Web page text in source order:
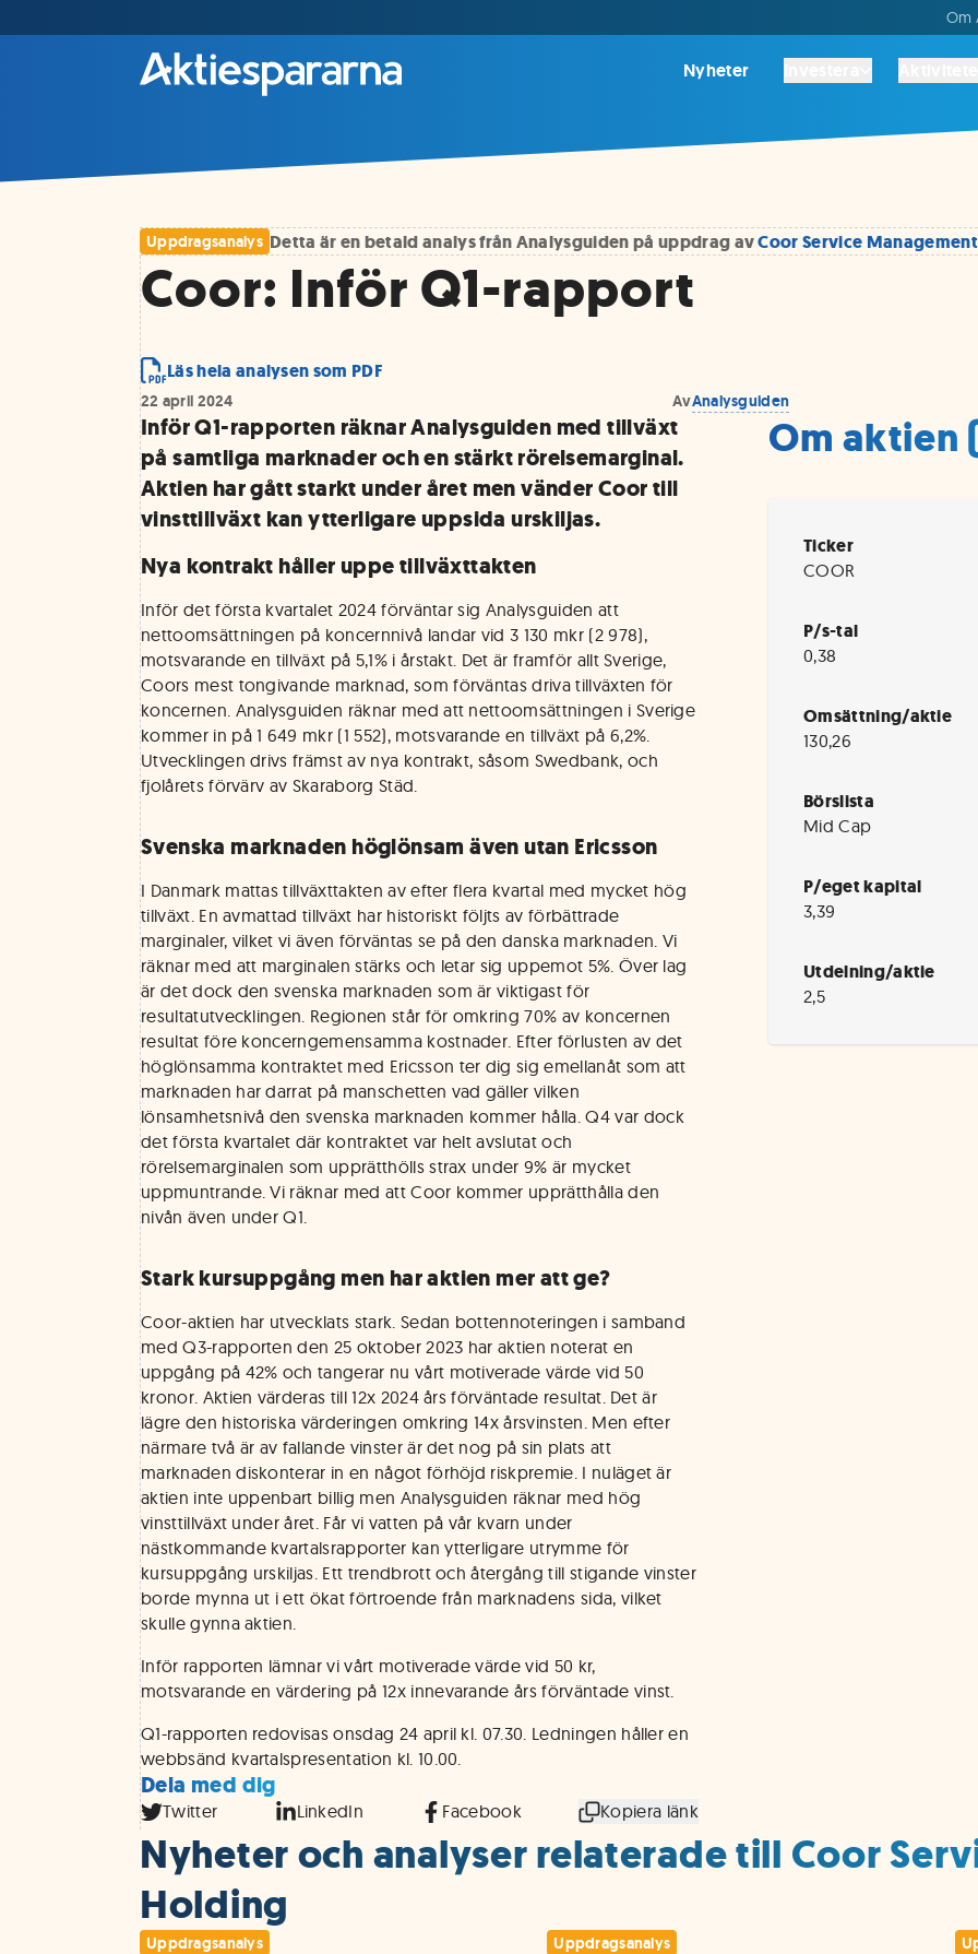
Om
Nyheter
Uppdragsanalys Detta är en betald analys från Analysguiden på uppdrag avCoor Service
Coor: Inför Q1-rapport
Läs hela analysen som PDF
22 april 2024 AvAnalysguiden
Inför Q1-rapporten räknar Analysguiden med tillväxt
på samtliga marknader och en stärkt rörelsemarginal.
Aktien har gått starkt under året men vänder Coor till
vinsttillväxt kan ytterligare uppsida urskiljas.
Nya kontrakt håller uppe tillväxttakten
Inför det första kvartalet 2024 förväntar sig Analysguiden att
nettoomsättningen på koncernnivå landar vid 3 130 mkr (2 978),
motsvarande en tillväxt på 5,1% i årstakt. Det är framför allt Sverige,
Coors mest tongivande marknad, som förväntas driva tillväxten för
koncernen. Analysguiden räknar med att nettoomsättningen i Sverige
kommer in på 1 649 mkr (1 552), motsvarande en tillväxt på 6,2%.
Utvecklingen drivs främst av nya kontrakt, såsom Swedbank, och
fjolårets förvärv av Skaraborg Städ.
Svenska marknaden höglönsam även utan Ericsson
I Danmark mattas tillväxttakten av efter flera kvartal med mycket hög
tillväxt. En avmattad tillväxt har historiskt följts av förbättrade
marginaler, vilket vi även förväntas se på den danska marknaden. Vi
räknar med att marginalen stärks och letar sig uppemot 5%. Över lag
är det dock den svenska marknaden som är viktigast för
resultatutvecklingen. Regionen står för omkring 70% av koncernen
resultat före koncerngemensamma kostnader. Efter förlusten av det
höglönsamma kontraktet med Ericsson ter dig sig emellanåt som att
marknaden har darrat på manschetten vad gäller vilken
lönsamhetsnivå den svenska marknaden kommer hålla. Q4 var dock
det första kvartalet där kontraktet var helt avslutat och
rörelsemarginalen som upprätthölls strax under 9% är mycket
uppmuntrande. Vi räknar med att Coor kommer upprätthålla den
nivån även under Q1.
Stark kursuppgång men har aktien mer att ge?
Coor-aktien har utvecklats stark. Sedan bottennoteringen i samband
med Q3-rapporten den 25 oktober 2023 har aktien noterat en
uppgång på 42% och tangerar nu vårt motiverade värde vid 50
kronor. Aktien värderas till 12x 2024 års förväntade resultat. Det är
lägre den historiska värderingen omkring 14x årsvinsten. Men efter
närmare två är av fallande vinster är det nog på sin plats att
marknaden diskonterar in en något förhöjd riskpremie. I nuläget är
aktien inte uppenbart billig men Analysguiden räknar med hög
vinsttillväxt under året. Får vi vatten på vår kvarn under
nästkommande kvartalsrapporter kan ytterligare utrymme för
kursuppgång urskiljas. Ett trendbrott och återgång till stigande vinster
borde mynna ut i ett ökat förtroende från marknadens sida, vilket
skulle gynna aktien.
Inför rapporten lämnar vi vårt motiverade värde vid 50 kr,
motsvarande en värdering på 12x innevarande års förväntade vinst.
Q1-rapporten redovisas onsdag 24 april kl. 07.30. Ledningen håller en
webbsänd kvartalspresentation kl. 10.00.
Dela med dig
Twitter LinkedIn Facebook Kopiera länk
Om aktien
Ticker
COOR
P/s-tal
0,38
Omsättning/aktie
130,26
Börslista
Mid Cap
P/eget kapital
3,39
Utdelning/aktie
2,5
Nyheter och analyser relaterade till Coor
Holding
Uppdragsanalys
Uppdragsanalys